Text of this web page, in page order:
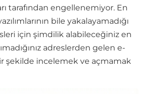
tarafından engellenemiyor. En
bile yakalayamadığı
için şimdilik alabileceğiniz en
adreslerden gelen e-
şekilde incelemek ve açmamak